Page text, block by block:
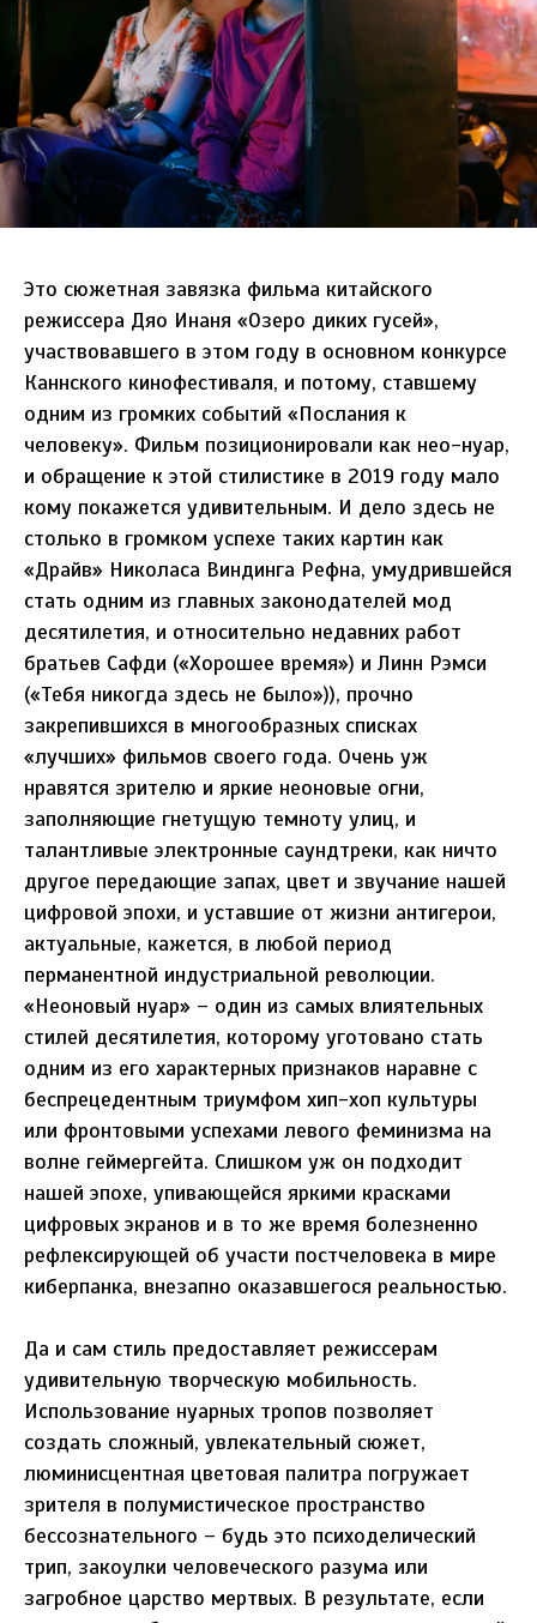
Это сюжетная завязка фильма китайского
режиссера Дяо Инаня «Озеро диких гусей»,
участвовавшего в этом году в основном конкурсе
Каннского кинофестиваля, и потому, ставшему
одним из громких событий «Послания к
человеку». Фильм позиционировали как нео-нуар,
и обращение к этой стилистике в 2019 году мало
кому покажется удивительным. И дело здесь не
столько в громком успехе таких картин как
«Драйв» Николаса Виндинга Рефна, умудрившейся
стать одним из главных законодателей мод
десятилетия, и относительно недавних работ
братьев Сафди («Хорошее время») и Линн Рэмси
(«Тебя никогда здесь не было»)), прочно
закрепившихся в многообразных списках
«лучших» фильмов своего года. Очень уж
нравятся зрителю и яркие неоновые огни,
заполняющие гнетущую темноту улиц, и
талантливые электронные саундтреки, как ничто
другое передающие запах, цвет и звучание нашей
цифровой эпохи, и уставшие от жизни антигерои,
актуальные, кажется, в любой период
перманентной индустриальной революции.
«Неоновый нуар» – один из самых влиятельных
стилей десятилетия, которому уготовано стать
одним из его характерных признаков наравне с
беспрецедентным триумфом хип-хоп культуры
или фронтовыми успехами левого феминизма на
волне геймергейта. Слишком уж он подходит
нашей эпохе, упивающейся яркими красками
цифровых экранов и в то же время болезненно
рефлексирующей об участи постчеловека в мире
киберпанка, внезапно оказавшегося реальностью.
Да и сам стиль предоставляет режиссерам
удивительную творческую мобильность.
Использование нуарных тропов позволяет
создать сложный, увлекательный сюжет,
люминисцентная цветовая палитра погружает
зрителя в полумистическое пространство
бессознательного – будь это психоделический
трип, закоулки человеческого разума или
загробное царство мертвых. В результате, если